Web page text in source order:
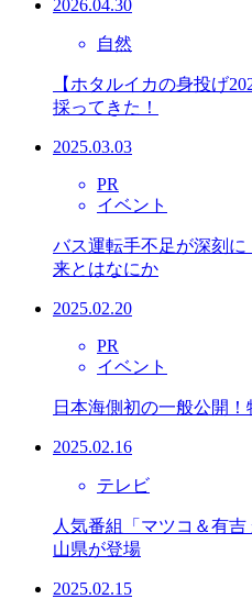
2026.04.30
自然
【ホタルイカの身投げ
採ってきた！
2025.03.03
PR
イベント
バス運転手不足が深刻
来とはなにか
2025.02.20
PR
イベント
日本海側初の一般公開！
2025.02.16
テレビ
人気番組「マツコ＆有
山県が登場
2025.02.15